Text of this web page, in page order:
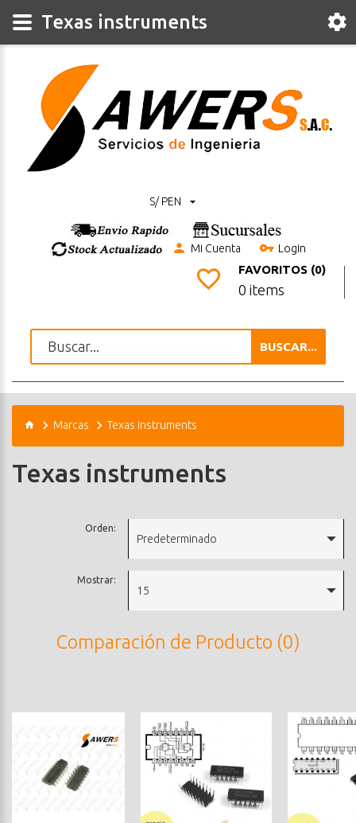
S/ PEN
Mi Cuenta Login
FAVORITOS (0)
0 items
BUSCAR...
Marcas Texas instruments
Texas instruments
Orden:
Predeterminado
Mostrar:
15
Comparación de Producto (0)
Texas instruments